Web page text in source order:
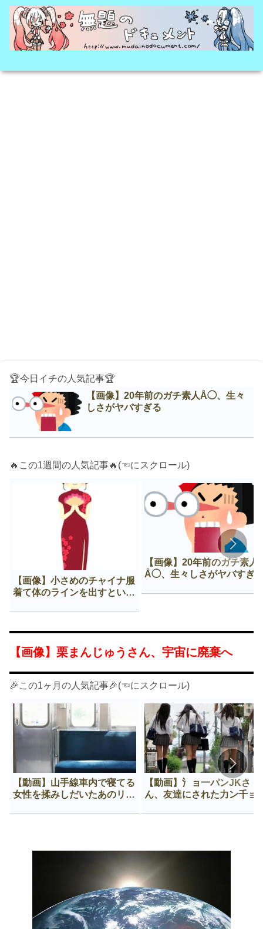
🏆今日イチの人気記事🏆
【画像】20年前のガチ素人Å◯、生々
しさがヤバすぎる
🔥この1週間の人気記事🔥(☜にスクロール)
【画像】小さめのチャイナ服
着て体のラインを出すという
【画像】20年前のガチ素人
Å◯、生々しさがヤバすぎ
【画像】栗まんじゅうさん、宇宙に廃棄へ
🎉この1ヶ月の人気記事🎉(☜にスクロール)
【動画】山手線車内で寝てる
女性を揉みしだいたあのリー
【動画】氵ョ一パンJKさ
ん、友達にされた力ン千ョ